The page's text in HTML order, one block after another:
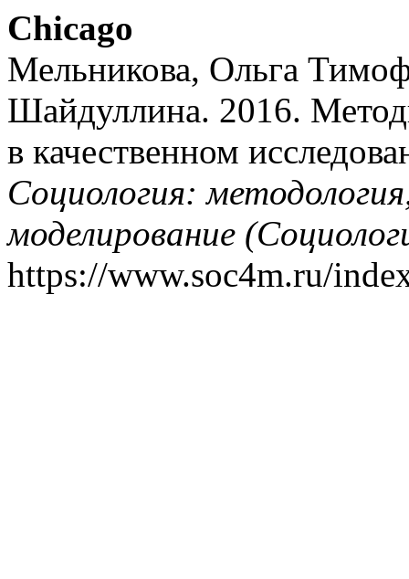
Chicago
Мельникова, Ольга
Шайдуллина. 2016.
в качественном
Социология:
моделирование
https://www.soc4m.ru/